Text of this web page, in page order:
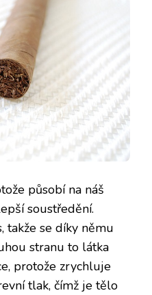
působí na náš
soustředění.
takže se díky němu
stranu to látka
protože zrychluje
tlak, čímž je tělo